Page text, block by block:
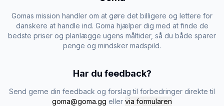
Gomas mission handler om at gøre det billigere og lettere for
danskere at handle ind. Goma hjælper dig med at finde de
bedste priser og planlægge ugens måltider, så du både sparer
penge og mindsker madspild.
Har du feedback?
Send gerne din feedback og forslag til forbedringer direkte til
goma@goma.gg eller via formularen